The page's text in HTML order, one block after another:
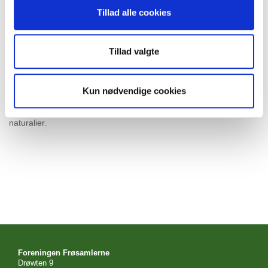
Tillad alle cookies
Tillad valgte
Kun nødvendige cookies
overnatte, eller spise med fredag og/eller lørdag, eller være med
også til en aktivitet om søndagen (endnu ikke planlagt men vi
plejer ikke at mangle ideer) Kontakt Flemming via
Gravhøjturen juli 2020
NB: Adressen oplyses via email efter tilmelding. Weekenden er
selvfølgelig gratis på nær bidrag til fællesspisning - i kontanter og
naturalier.
Foreningen Frøsamlerne
Drøwten 9